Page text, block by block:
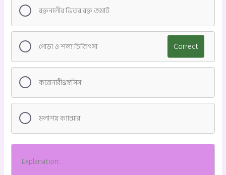
রক্তনালীর ভিতর রক্ত জমাট
পোড়া ও শল্য চিকিৎসা Correct
করোনারীথ্রম্বসিস
মলাশয় ক্যান্সার
Explanation: